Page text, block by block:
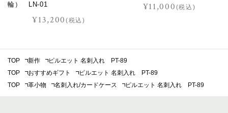
輪） LN-01
¥13,200(税込)
¥11,000 (税込)
TOP 新作
ピルエット 名刺入れ PT-89
TOP
おすすめギフト
ピルエット 名刺入れ PT-89
TOP
革小物 名刺入れ/カードケース ピルエット 名刺入れ PT-89